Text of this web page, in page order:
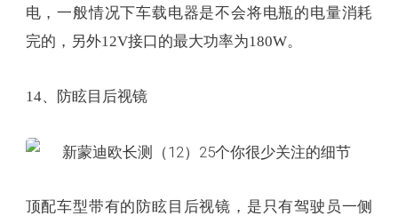
电，一般情况下车载电器是不会将电瓶的电量消耗
完的，另外12V接口的最大功率为180W。
14、防眩目后视镜
顶配车型带有的防眩目后视镜，是只有驾驶员一侧